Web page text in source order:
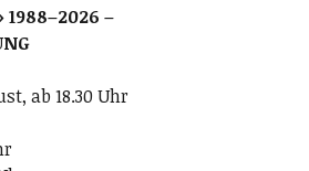
1988–2026 –
ab 18.30 Uhr